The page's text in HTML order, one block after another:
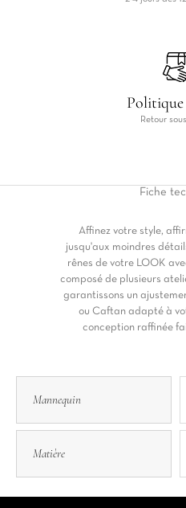
Retour
Fiche
Affinez votre style,
jusqu'aux moindres
rênes de votre LOOK
composé de plusieurs
garantissons un
ou Caftan adapté à
conception raffinée
Mannequin
Matière